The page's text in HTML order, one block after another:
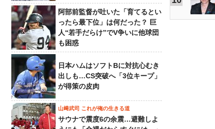
阿部前監督が吐いた「育てるとい
ったら最下位」は何だった？ 巨
人“若手だらけ”でV争いに他球団
も困惑
日本ハムはソフトBに対抗心むき
出しも…CS突破へ「3位キープ」
が得策の皮肉
山﨑武司 これが俺の生きる道
サウナで震度6の余震…避難しよ